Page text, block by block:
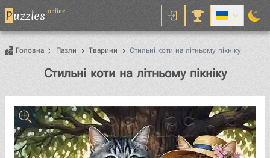
Puzzles online
Головна Пазли Тварини Стильні коти на літньому пікніку
Стильні коти на літньому пікнікуПазл